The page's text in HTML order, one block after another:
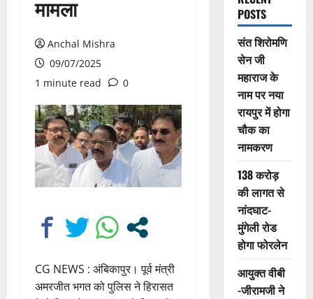
मामला
Anchal Mishra
09/07/2025
1 minute read
0
CG NEWS : अंबिकापुर। पूर्व मंत्री
अमरजीत भगत को पुलिस ने हिरासत
POSTS
संत शिरोमणि
सेन जी
महाराज के
नाम पर नया
रायपुर में होगा
चौक का
नामकरण
138 करोड़
की लागत से
नांदघाट-
मुंगेली रोड
होगा फोरलेन
आयुक्त वीबी
-जीरामजी ने